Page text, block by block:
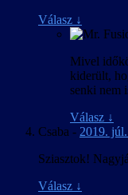
Válasz ↓
Mivel
kiderült,
senki nem
Válasz ↓
Csaba - 2019.
Sziasztok!
Válasz ↓